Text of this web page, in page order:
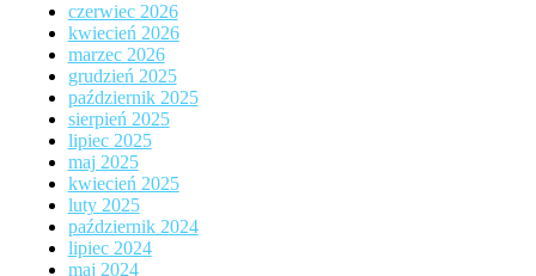
czerwiec 2026
kwiecień 2026
marzec 2026
grudzień 2025
październik 2025
sierpień 2025
lipiec 2025
maj 2025
kwiecień 2025
luty 2025
październik 2024
lipiec 2024
maj 2024